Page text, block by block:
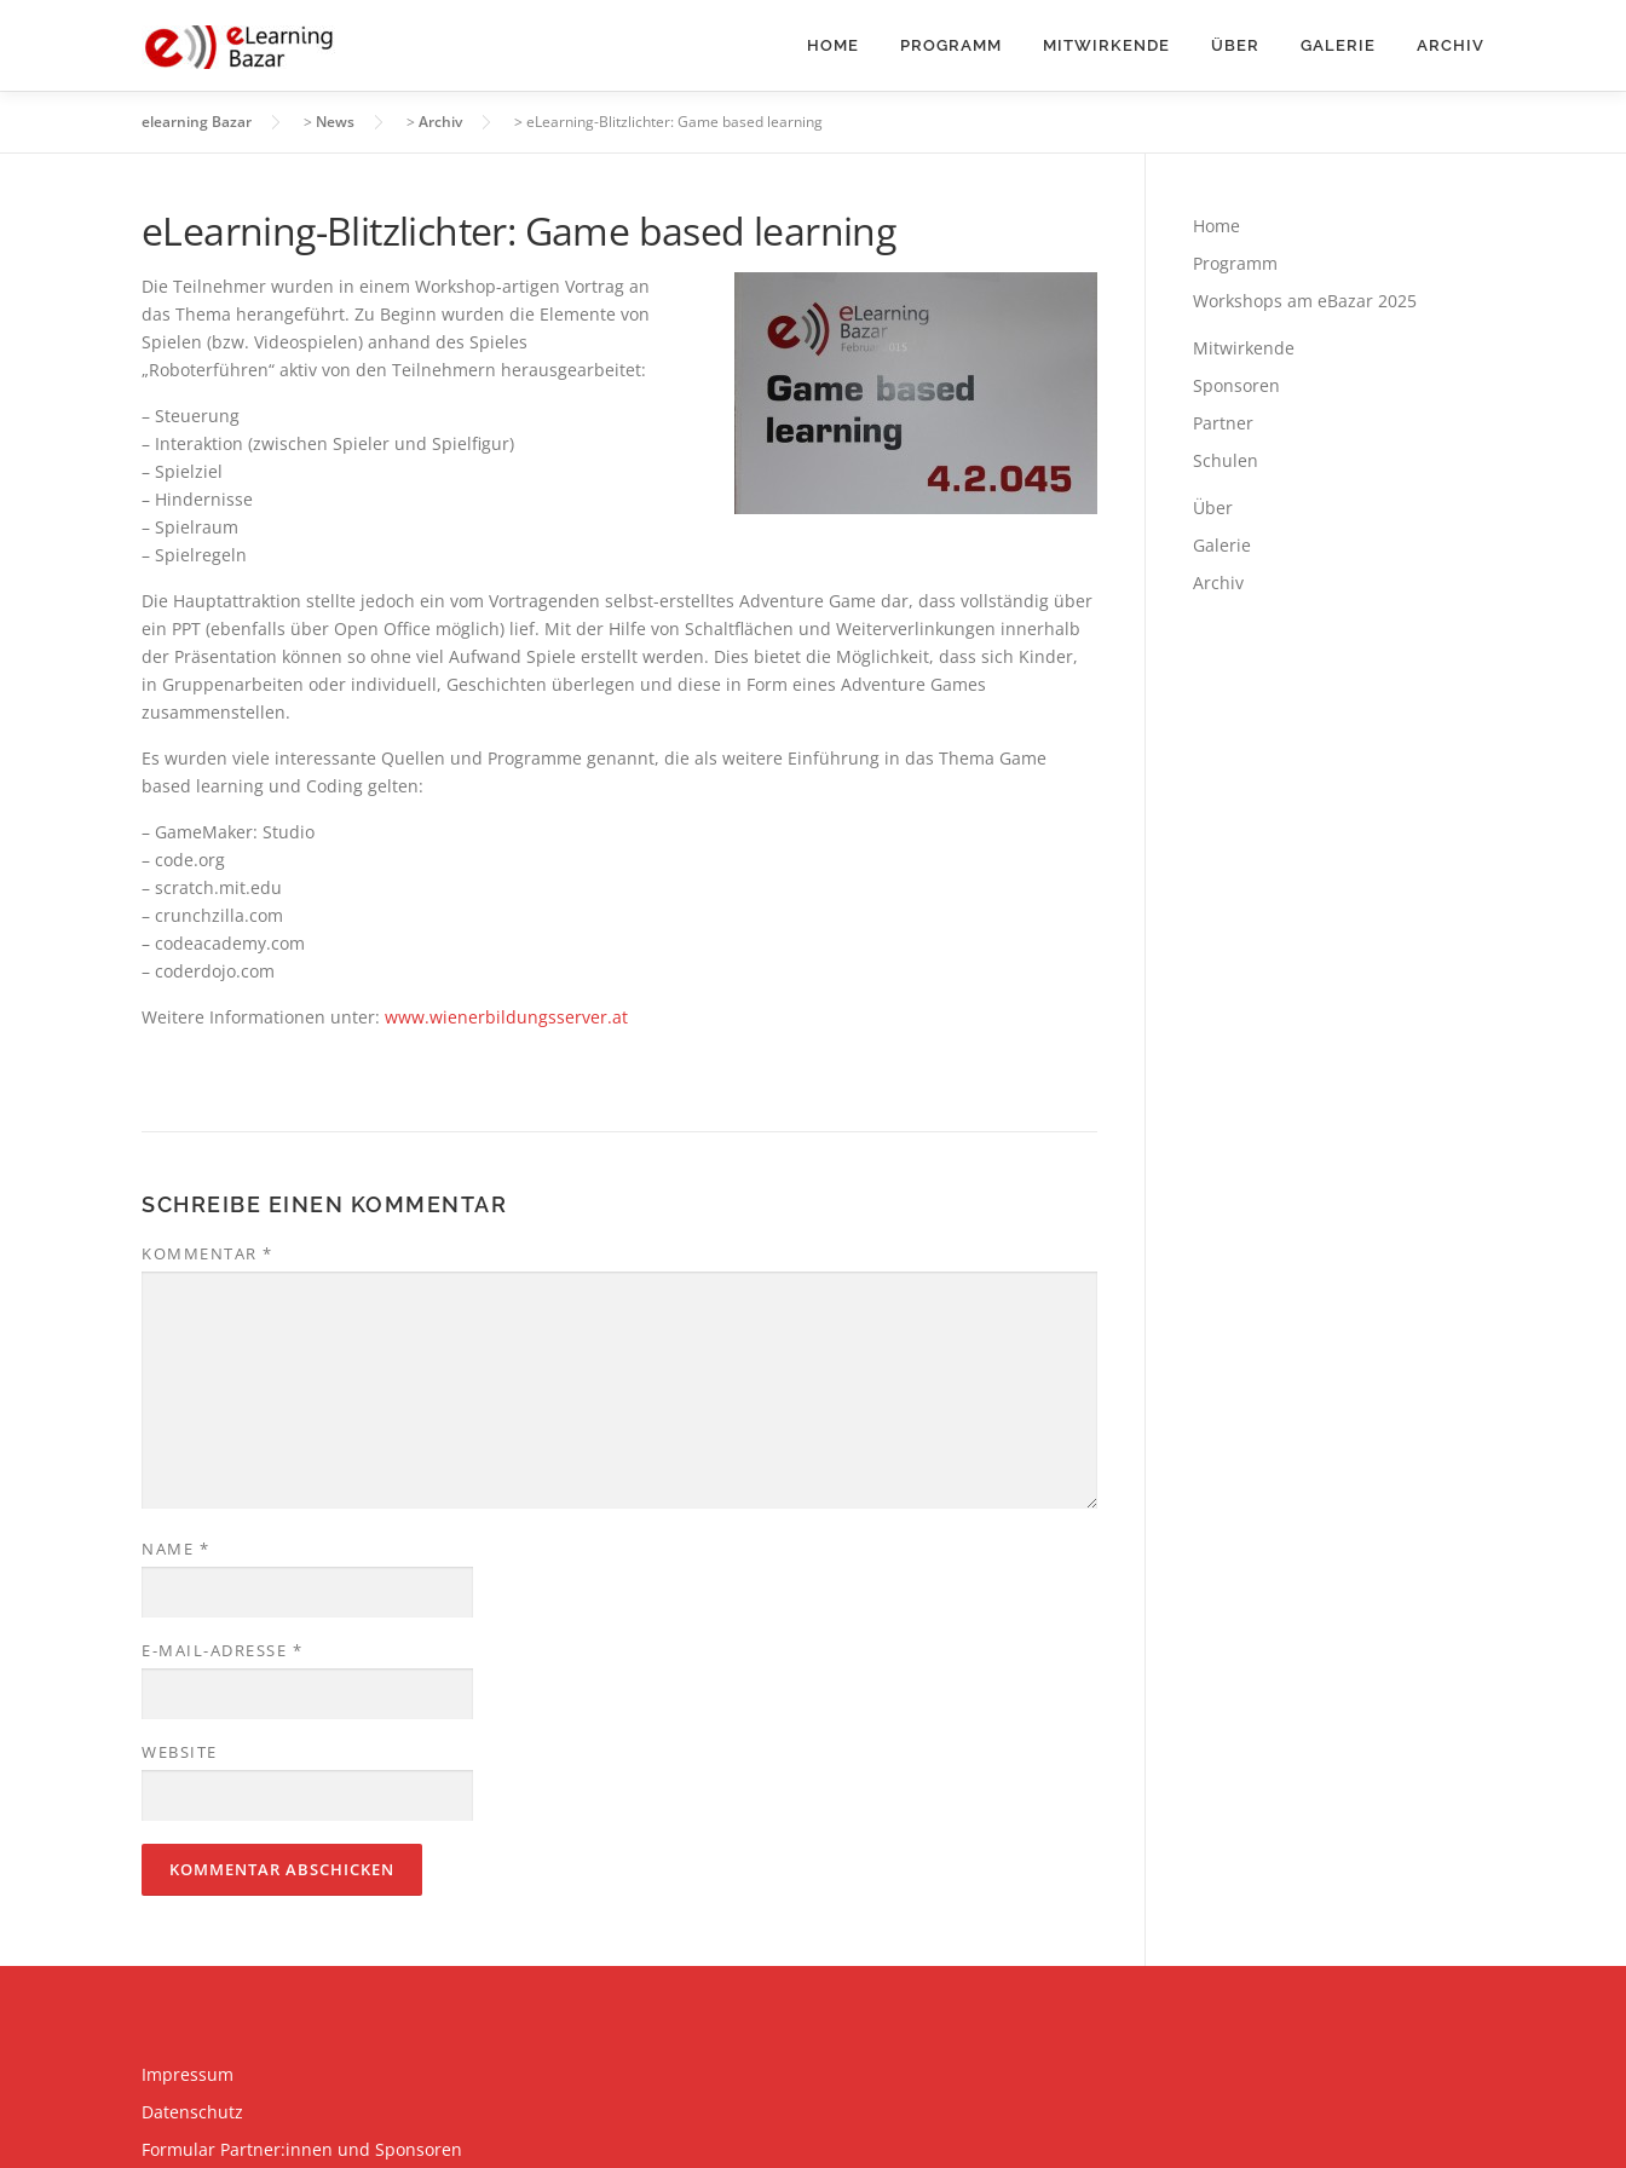
HOME PROGRAMM MITWIRKENDE ÜBER GALERIE ARCHIV
elearning Bazar > News > Archiv > eLearning-Blitzlichter: Game based learning
eLearning-Blitzlichter: Game based learning
Die Teilnehmer wurden in einem Workshop-artigen Vortrag an
das Thema herangeführt. Zu Beginn wurden die Elemente von
Spielen (bzw. Videospielen) anhand des Spieles
„Roboterführen“ aktiv von den Teilnehmern herausgearbeitet:
– Steuerung
– Interaktion (zwischen Spieler und Spielfigur)
– Spielziel
– Hindernisse
– Spielraum
– Spielregeln
Die Hauptattraktion stellte jedoch ein vom Vortragenden selbst-erstelltes Adventure Game dar, dass vollständig über
ein PPT (ebenfalls über Open Office möglich) lief. Mit der Hilfe von Schaltflächen und Weiterverlinkungen innerhalb
der Präsentation können so ohne viel Aufwand Spiele erstellt werden. Dies bietet die Möglichkeit, dass sich Kinder,
in Gruppenarbeiten oder individuell, Geschichten überlegen und diese in Form eines Adventure Games
zusammenstellen.
Es wurden viele interessante Quellen und Programme genannt, die als weitere Einführung in das Thema Game
based learning und Coding gelten:
– GameMaker: Studio
– code.org
– scratch.mit.edu
– crunchzilla.com
– codeacademy.com
– coderdojo.com
Weitere Informationen unter: www.wienerbildungsserver.at
SCHREIBE EINEN KOMMENTAR
KOMMENTAR *
NAME *
E-MAIL-ADRESSE *
WEBSITE
Home
Programm
Workshops am eBazar 2025
Mitwirkende
Sponsoren
Partner
Schulen
Über
Galerie
Archiv
Impressum
Datenschutz
Formular Partner:innen und Sponsoren